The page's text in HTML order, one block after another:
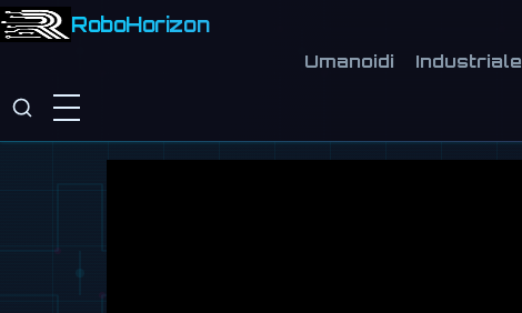
RoboHorizon
Umanoidi Industriale